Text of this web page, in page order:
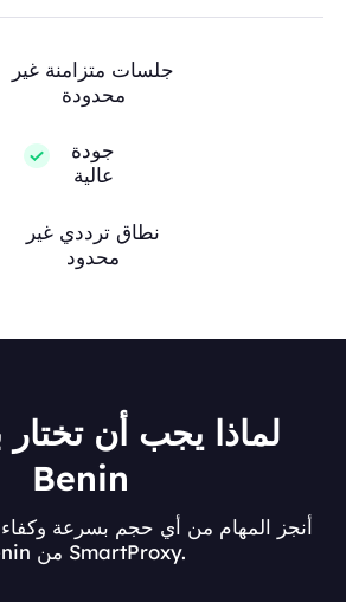
جلسات متزامنة غير
محدودة
جودة
عالية
نطاق ترددي غير
محدود
لماذا يجب أن
Benin
أنجز المهام من أي حجم بسرعة
Benin من SmartProxy.